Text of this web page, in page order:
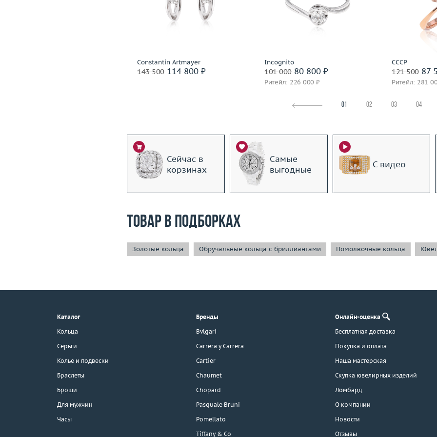
г. Москва, Тихвинский пер., д. 7,
3D-тур по шоуруму
Constantin Artmayer
143 500114 800 ₽
Материал
золото 585 пробы
Incognito
101 00080 800 ₽
Ритейл: 226 000 ₽
Материал
золото 585 пробы
СССР
121 50087
Ритейл: 281
01 02 03 04
Сейчас в
корзинах
Самые
выгодные
С видео
Товар в подборках
Золотые кольца Обручальные кольца с бриллиантами Помолвочные кольца
Каталог
Кольца
Серьги
Колье и подвески
Браслеты
Броши
Для мужчин
Часы
Бренды
Bvlgari
Carrera y Carrera
Cartier
Chaumet
Chopard
Pasquale Bruni
Pomellato
Tiffany & Co
Онлайн-оценка
Бесплатная доставка
Покупка и оплата
Наша мастерская
Скупка ювелирных изделий
Ломбард
О компании
Новости
Отзывы